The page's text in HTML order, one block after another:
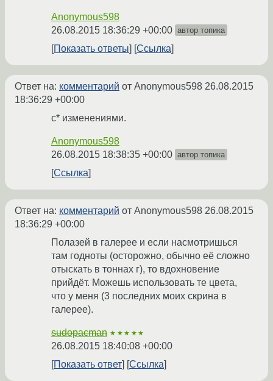
Anonymous598
26.08.2015 18:36:29 +00:00 автор топика
Показать ответы Ссылка
Ответ на: комментарий от Anonymous598 26.08.2015
18:36:29 +00:00
с* изменениями.
Anonymous598
26.08.2015 18:38:35 +00:00 автор топика
Ссылка
Ответ на: комментарий от Anonymous598 26.08.2015
18:36:29 +00:00
Полазей в галерее и если насмотришься
там годноты (осторожно, обычно её сложно
отыскать в тоннах г), то вдохновение
прийдёт. Можешь использовать те цвета,
что у меня (3 последних моих скрина в
галерее).
sudopacman ★★★★★
26.08.2015 18:40:08 +00:00
Показать ответ
Ссылка